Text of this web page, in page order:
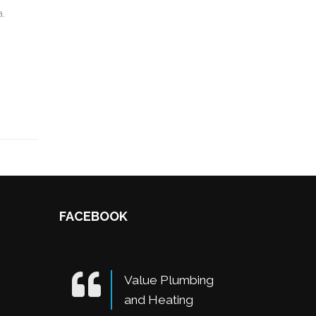
FACEBOOK
Value Plumbing
and Heating